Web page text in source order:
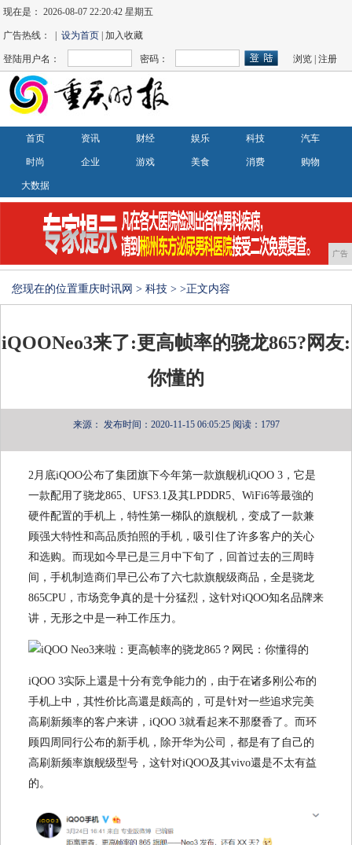
现在是：2026-08-07 22:20:43 星期五
广告热线： |设为首页 | 加入收藏
登陆用户名： 密码： 浏览 |注册
首页 资讯 财经 娱乐 科技 汽车
时尚 企业 游戏 美食 消费 购物
大数据
广告
您现在的位置重庆时讯网 > 科技 > >正文内容
iQOONeo3来了:更高帧率的骁龙865?网友:
你懂的
来源： 发布时间：2020-11-15 06:05:25 阅读：1797
2月底iQOO公布了集团旗下今年第一款旗舰机iQOO 3，它是
一款配用了骁龙865、UFS3.1及其LPDDR5、WiFi6等最強的
硬件配置的手机上，特性第一梯队的旗舰机，变成了一款兼
顾强大特性和高品质拍照的手机，吸引住了许多客户的关心
和选购。而现如今早已是三月中下旬了，回首过去的三周時
间，手机制造商们早已公布了六七款旗舰级商品，全是骁龙
865CPU，市场竞争真的是十分猛烈，这针对iQOO知名品牌来
讲，无形之中是一种工作压力。
iQOO 3实际上還是十分有竞争能力的，由于在诸多刚公布的
手机上中，其性价比高還是颇高的，可是针对一些追求完美
高刷新频率的客户来讲，iQOO 3就看起来不那麼香了。而环
顾四周同行公布的新手机，除开华为公司，都是有了自己的
高刷新频率旗舰级型号，这针对iQOO及其vivo還是不太有益
的。